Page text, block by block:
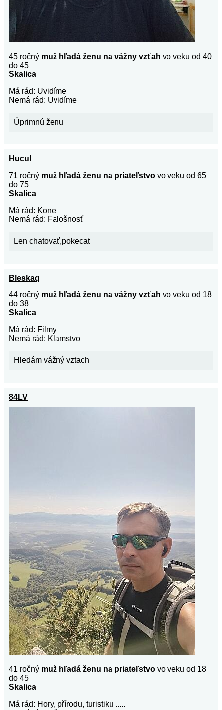
45 ročný muž hľadá ženu na vážny vzťah vo veku od 40
do 45
Skalica
Má rád: Uvidíme
Nemá rád: Uvidíme
Úprimnú ženu
Hucul
71 ročný muž hľadá ženu na priateľstvo vo veku od 65
do 75
Skalica
Má rád: Kone
Nemá rád: Falošnosť
Len chatovať,pokecat
Bleskaq
44 ročný muž hľadá ženu na vážny vzťah vo veku od 18
do 38
Skalica
Má rád: Filmy
Nemá rád: Klamstvo
Hledám vážný vztach
84LV
41 ročný muž hľadá ženu na priateľstvo vo veku od 18
do 45
Skalica
Má rád: Hory, přírodu, turistiku .....